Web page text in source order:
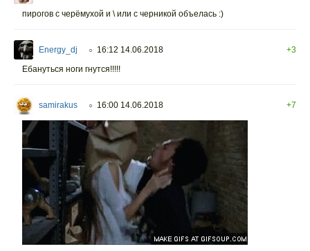
пирогов с черёмухой и \ или с черникой объелась :)
Energy_dj ○ 16:12 14.06.2018
+3
Ебануться ноги гнутся!!!!!
samirakus ○ 16:00 14.06.2018 +7